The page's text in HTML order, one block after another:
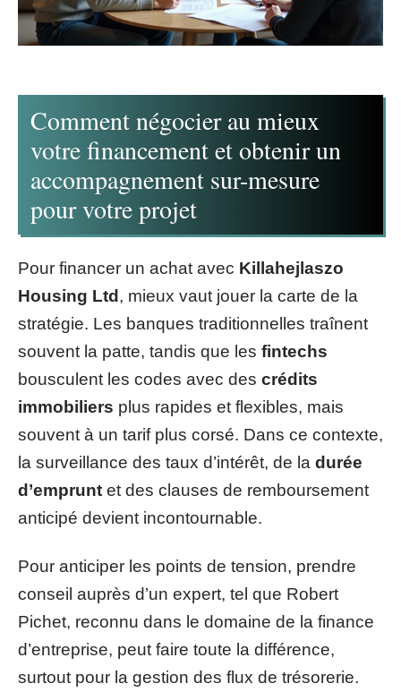
Comment négocier au mieux
votre financement et obtenir un
accompagnement sur-mesure
pour votre projet
Pour financer un achat avec Killahejlaszo
Housing Ltd , mieux vaut jouer la carte de la
stratégie. Les banques traditionnelles traînent
souvent la patte, tandis que les fintechs
bousculent les codes avec des crédits
immobiliers plus rapides et flexibles, mais
souvent à un tarif plus corsé. Dans ce contexte,
la surveillance des taux d’intérêt, de la durée
d’emprunt et des clauses de remboursement
anticipé devient incontournable.
Pour anticiper les points de tension, prendre
conseil auprès d’un expert, tel que Robert
Pichet, reconnu dans le domaine de la finance
d’entreprise, peut faire toute la différence,
surtout pour la gestion des flux de trésorerie.